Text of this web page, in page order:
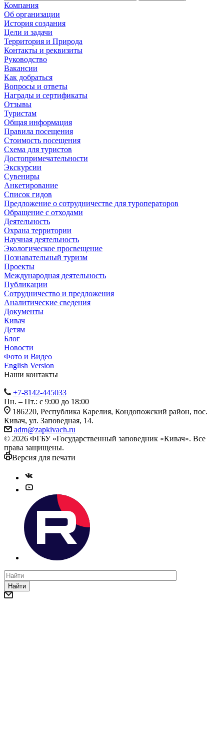
Компания
Об организации
История создания
Цели и задачи
Территория и Природа
Контакты и реквизиты
Руководство
Вакансии
Как добраться
Вопросы и ответы
Награды и сертификаты
Отзывы
Туристам
Общая информация
Правила посещения
Стоимость посещения
Схема для туристов
Достопримечательности
Экскурсии
Сувениры
Анкетирование
Список гидов
Предложение о сотрудничестве для туроператоров
Обращение с отходами
Деятельность
Охрана территории
Научная деятельность
Экологическое просвещение
Познавательный туризм
Проекты
Международная деятельность
Публикации
Сотрудничество и предложения
Аналитические сведения
Документы
Кивач
Детям
Блог
Новости
Фото и Видео
English Version
Наши контакты
+7-8142-445033
Пн. – Пт.: с 9:00 до 18:00
186220, Республика Карелия, Кондопожский район, пос.
Кивач, ул. Заповедная, 14.
adm@zapkivach.ru
© 2026 ФГБУ «Государственный заповедник «Кивач». Все
права защищены.
Версия для печати
Найти